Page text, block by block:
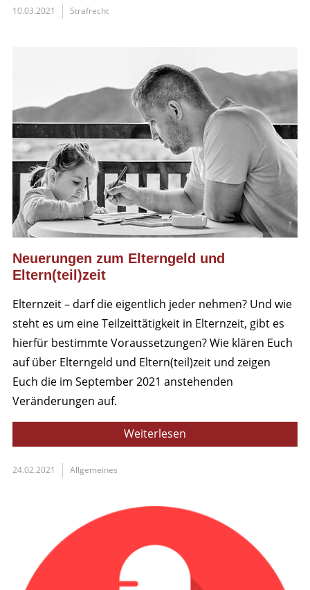
10.03.2021 Strafrecht
Neuerungen zum Elterngeld und
Eltern(teil)zeit
Elternzeit – darf die eigentlich jeder nehmen? Und wie
steht es um eine Teilzeittätigkeit in Elternzeit, gibt es
hierfür bestimmte Voraussetzungen? Wie klären Euch
auf über Elterngeld und Eltern(teil)zeit und zeigen
Euch die im September 2021 anstehenden
Veränderungen auf.
Weiterlesen
24.02.2021 Allgemeines